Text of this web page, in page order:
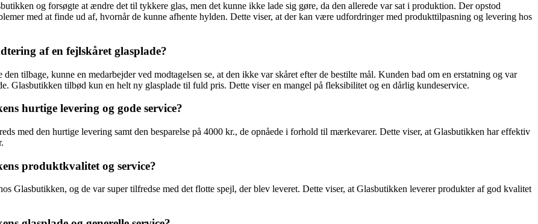
og forsøgte at ændre det til tykkere glas, men det kunne ikke lade sig gøre, da den allerede var sat i produktion. Der opstod
med at finde ud af, hvornår de kunne afhente hylden. Dette viser, at der kan være udfordringer med produkttilpasning og levering hos
af en fejlskåret glasplade?
tilbage, kunne en medarbejder ved modtagelsen se, at den ikke var skåret efter de bestilte mål. Kunden bad om en erstatning og var
Glasbutikken tilbød kun en helt ny glasplade til fuld pris. Dette viser en mangel på fleksibilitet og en dårlig kundeservice.
hurtige levering og gode service?
med den hurtige levering samt den besparelse på 4000 kr., de opnåede i forhold til mærkevarer. Dette viser, at Glasbutikken har effektiv
produktkvalitet og service?
Glasbutikken, og de var super tilfredse med det flotte spejl, der blev leveret. Dette viser, at Glasbutikken leverer produkter af god kvalitet